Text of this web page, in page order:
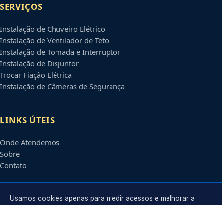
SERVIÇOS
Instalação de Chuveiro Elétrico
Instalação de Ventilador de Teto
Instalação de Tomada e Interruptor
Instalação de Disjuntor
Trocar Fiação Elétrica
Instalação de Câmeras de Segurança
LINKS ÚTEIS
Onde Atendemos
Sobre
Contato
CONTATO
Usamos cookies apenas para medir acessos e melhorar a